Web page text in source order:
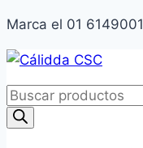
Marca el 01
Skip
to
content
Products
search